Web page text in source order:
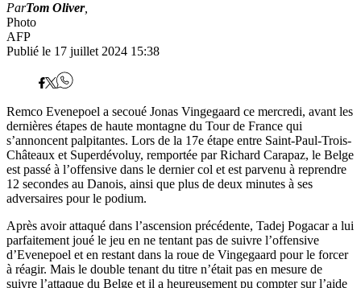
ParTom Oliver,
Photo
AFP
Publié le 17 juillet 2024 15:38
Remco Evenepoel a secoué Jonas Vingegaard ce mercredi, avant les
dernières étapes de haute montagne du Tour de France qui
s’annoncent palpitantes. Lors de la 17e étape entre Saint-Paul-Trois-
Châteaux et Superdévoluy, remportée par Richard Carapaz, le Belge
est passé à l’offensive dans le dernier col et est parvenu à reprendre
12 secondes au Danois, ainsi que plus de deux minutes à ses
adversaires pour le podium.
Après avoir attaqué dans l’ascension précédente, Tadej Pogacar a lui
parfaitement joué le jeu en ne tentant pas de suivre l’offensive
d’Evenepoel et en restant dans la roue de Vingegaard pour le forcer
à réagir. Mais le double tenant du titre n’était pas en mesure de
suivre l’attaque du Belge et il a heureusement pu compter sur l’aide